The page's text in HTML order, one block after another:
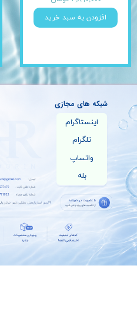
افزودن به سبد خرید
اینستاگرام
تلگرام
واتساپ
بله
شبکه های مجازی